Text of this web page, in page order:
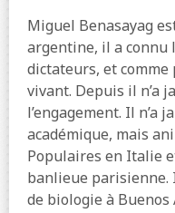
Miguel Benasayag
argentine, il a connu
dictateurs, et
vivant. Depuis il n’a
l’engagement. Il n’a
académique, mais
Populaires en Italie
banlieue parisienne.
de biologie à Buenos